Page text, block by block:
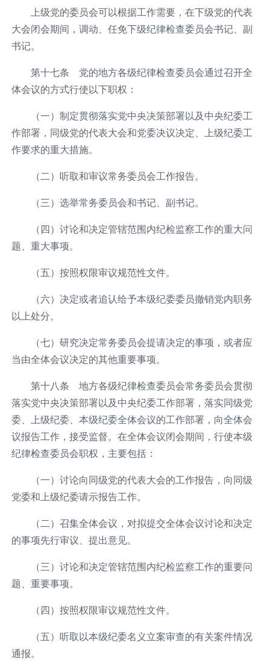
上级党的委员会可以根据工作需要，在下级党的代表
大会闭会期间，调动、任免下级纪律检查委员会书记、副
书记。
第十七条 党的地方各级纪律检查委员会通过召开全
体会议的方式行使以下职权：
（一）制定贯彻落实党中央决策部署以及中央纪委工
作部署，同级党的代表大会和党委决议决定、上级纪委工
作要求的重大措施。
（二）听取和审议常务委员会工作报告。
（三）选举常务委员会和书记、副书记。
（四）讨论和决定管辖范围内纪检监察工作的重大问
题、重大事项。
（五）按照权限审议规范性文件。
（六）决定或者追认给予本级纪委委员撤销党内职务
以上处分。
（七）研究决定常务委员会提请决定的事项，或者应
当由全体会议决定的其他重要事项。
第十八条 地方各级纪律检查委员会常务委员会贯彻
落实党中央决策部署以及中央纪委工作部署，落实同级党
委、上级纪委、本级纪委全体会议的工作部署，向全体会
议报告工作，接受监督。在全体会议闭会期间，行使本级
纪律检查委员会职权，主要包括：
（一）讨论向同级党的代表大会的工作报告，向同级
党委和上级纪委请示报告工作。
（二）召集全体会议，对拟提交全体会议讨论和决定
的事项先行审议、提出意见。
（三）讨论和决定管辖范围内纪检监察工作的重要问
题、重要事项。
（四）按照权限审议规范性文件。
（五）听取以本级纪委名义立案审查的有关案件情况
通报。